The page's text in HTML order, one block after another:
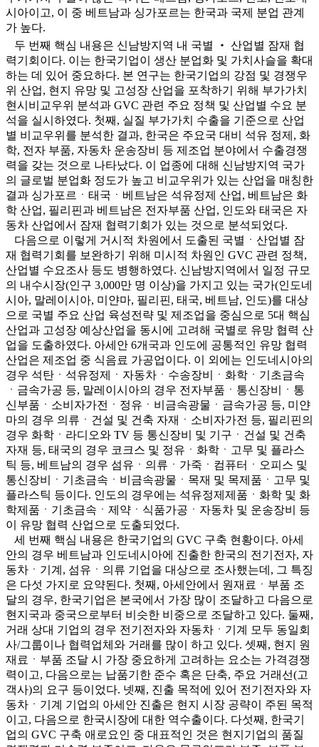
시아이고, 이 중 베트남과 싱가포르는 한국과 국제 분업 관계
가 높다.
두 번째 핵심 내용은 신남방지역 내 국별 ‧ 산업별 잠재 협
력기회이다. 이는 한국기업이 생산 분업화 및 가치사슬을 확대
하는 데 있어 중요하다. 본 연구는 한국기업의 강점 및 경쟁우
위 산업, 현지 유망 및 고성장 산업을 포착하기 위해 부가가치
현시비교우위 분석과 GVC 관련 주요 정책 및 산업별 수요 분
석을 실시하였다. 첫째, 실질 부가가치 수출을 기준으로 산업
별 비교우위를 분석한 결과, 한국은 주요국 대비 석유 정제, 화
학, 전자 부품, 자동차 운송장비 등 제조업 분야에서 수출경쟁
력을 갖는 것으로 나타났다. 이 업종에 대해 신남방지역 국가
의 글로벌 분업화 정도가 높고 비교우위가 있는 산업을 매칭한
결과 싱가포르ㆍ태국ㆍ베트남은 석유정제 산업, 베트남은 화
학 산업, 필리핀과 베트남은 전자부품 산업, 인도와 태국은 자
동차 산업에서 잠재 협력기회가 있는 것으로 분석되었다.
다음으로 이렇게 거시적 차원에서 도출된 국별ㆍ산업별 잠
재 협력기회를 보완하기 위해 미시적 차원인 GVC 관련 정책,
산업별 수요조사 등도 병행하였다. 신남방지역에서 일정 규모
의 내수시장(인구 3,000만 명 이상)을 가지고 있는 국가(인도네
시아, 말레이시아, 미얀마, 필리핀, 태국, 베트남, 인도)를 대상
으로 국별 주요 산업 육성전략 및 제조업을 중심으로 5대 핵심
산업과 고성장 예상산업을 동시에 고려해 국별로 유망 협력 산
업을 도출하였다. 아세안 6개국과 인도에 공통적인 유망 협력
산업은 제조업 중 식음료 가공업이다. 이 외에는 인도네시아의
경우 석탄ㆍ석유정제ㆍ자동차ㆍ수송장비ㆍ화학ㆍ기초금속
ㆍ금속가공 등, 말레이시아의 경우 전자부품ㆍ통신장비ㆍ통
신부품ㆍ소비자가전ㆍ정유ㆍ비금속광물ㆍ금속가공 등, 미얀
마의 경우 의류ㆍ건설 및 건축 자재ㆍ소비자가전 등, 필리핀의
경우 화학ㆍ라디오와 TV 등 통신장비 및 기구ㆍ건설 및 건축
자재 등, 태국의 경우 코크스 및 정유ㆍ화학ㆍ고무 및 플라스
틱 등, 베트남의 경우 섬유ㆍ의류ㆍ가죽ㆍ컴퓨터ㆍ오피스 및
통신장비ㆍ기초금속ㆍ비금속광물ㆍ목재 및 목제품ㆍ고무 및
플라스틱 등이다. 인도의 경우에는 석유정제제품ㆍ화학 및 화
학제품ㆍ기초금속ㆍ제약ㆍ식품가공ㆍ자동차 및 운송장비 등
이 유망 협력 산업으로 도출되었다.
세 번째 핵심 내용은 한국기업의 GVC 구축 현황이다. 아세
안의 경우 베트남과 인도네시아에 진출한 한국의 전기전자, 자
동차ㆍ기계, 섬유ㆍ의류 기업을 대상으로 조사했는데, 그 특징
은 다섯 가지로 요약된다. 첫째, 아세안에서 원재료ㆍ부품 조
달의 경우, 한국기업은 본국에서 가장 많이 조달하고 다음으로
현지국과 중국으로부터 비슷한 비중으로 조달하고 있다. 둘째,
거래 상대 기업의 경우 전기전자와 자동차ㆍ기계 모두 동일회
사/그룹이나 협력업체와 거래를 많이 하고 있다. 셋째, 현지 원
재료ㆍ부품 조달 시 가장 중요하게 고려하는 요소는 가격경쟁
력이고, 다음으로는 납품기한 준수 혹은 단축, 주요 거래선(고
객사)의 요구 등이었다. 넷째, 진출 목적에 있어 전기전자와 자
동차ㆍ기계 기업의 아세안 진출은 현지 시장 공략이 주된 목적
이고, 다음으로 한국시장에 대한 역수출이다. 다섯째, 한국기
업의 GVC 구축 애로요인 중 대표적인 것은 현지기업의 품질